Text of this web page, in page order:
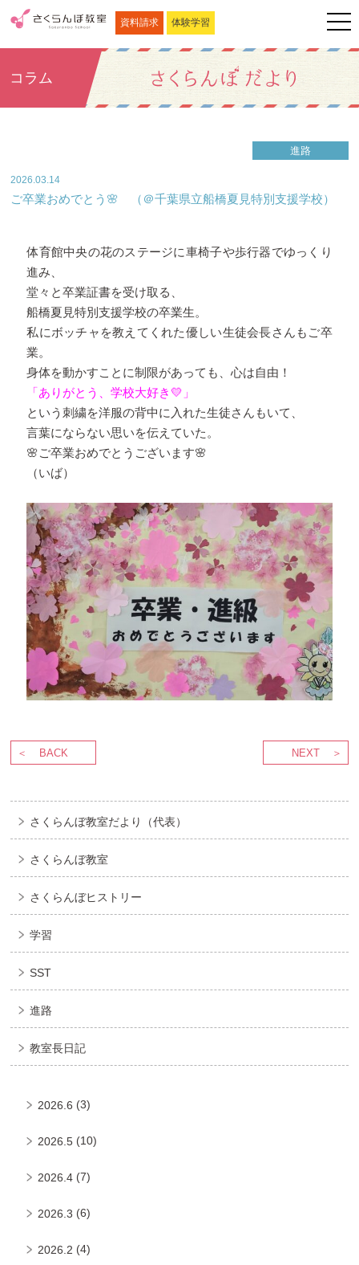
資料請求 体験学習
コラム
進路
2026.03.14
ご卒業おめでとう🌸 （＠千葉県立船橋夏見特別支援学校）
体育館中央の花のステージに車椅子や歩行器でゆっくり
進み、
堂々と卒業証書を受け取る、
船橋夏見特別支援学校の卒業生。
私にボッチャを教えてくれた優しい生徒会長さんもご卒
業。
身体を動かすことに制限があっても、心は自由！
「ありがとう、学校大好き💛」
という刺繍を洋服の背中に入れた生徒さんもいて、
言葉にならない思いを伝えていた。
🌸ご卒業おめでとうございます🌸
（いば）
BACK NEXT
さくらんぼ教室だより（代表）
さくらんぼ教室
さくらんぼヒストリー
学習
SST
進路
教室長日記
2026.6 (3)
2026.5 (10)
2026.4 (7)
2026.3 (6)
2026.2 (4)